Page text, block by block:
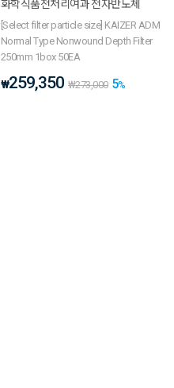
화학식품전처리여과 전자반도체
[Select filter particle size] KAIZER ADM
Normal Type Nonwound Depth Filter
250mm 1box 50EA
₩259,350 ₩273,000 5%